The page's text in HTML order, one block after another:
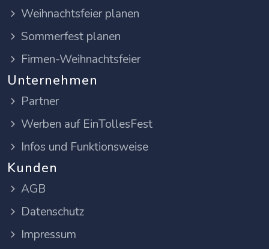
Weihnachtsfeier planen
Sommerfest planen
Firmen-Weihnachtsfeier
Unternehmen
Partner
Werben auf EinTollesFest
Infos und Funktionsweise
Kunden
AGB
Datenschutz
Impressum